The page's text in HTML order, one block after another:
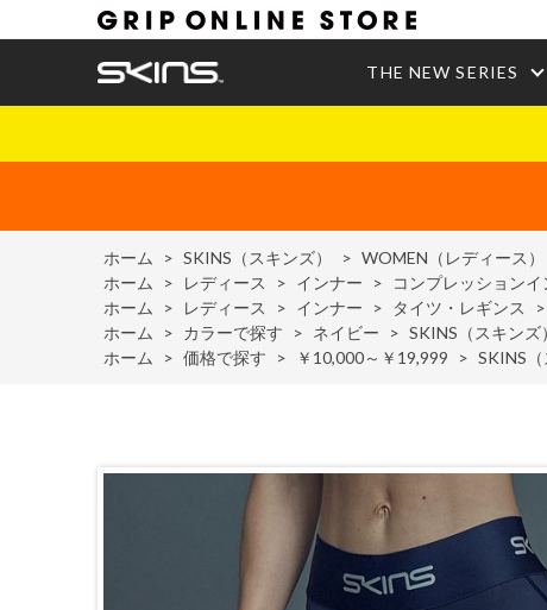
THE NEW SERIES
ホーム > SKINS（スキンズ） > WOMEN（レディース）
ホーム
> レディース > インナー > コンプレッションイ
ホーム
> レディース > インナー > タイツ・レギンス >
ホーム
> カラーで探す > ネイビー > SKINS（スキンズ
ホーム
> 価格で探す > ￥10,000～￥19,999 > SKINS